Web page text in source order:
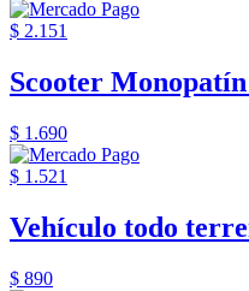
$ 2.151
Scooter
$ 1.690
$ 1.521
Vehículo todo
$ 890